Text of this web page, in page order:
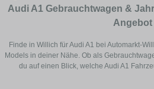
Audi A1 Gebrauchtwagen &
Angebot
Finde in Willich für Audi A1 bei Automarkt-
Models in deiner Nähe. Ob als
du auf einen Blick, welche Audi A1